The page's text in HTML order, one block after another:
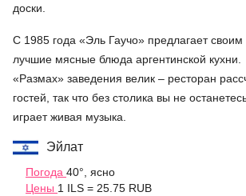
доски.
С 1985 года «Эль Гаучо» предлагает своим
лучшие мясные блюда аргентинской кухни.
«Размах» заведения велик – ресторан
гостей, так что без столика вы не
играет живая музыка.
Эйлат
Погода 40°, ясно
Цены 1 ILS = 25.75 RUB